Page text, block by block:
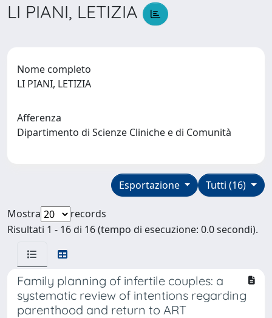
LI PIANI, LETIZIA
Nome completo
LI PIANI, LETIZIA
Afferenza
Dipartimento di Scienze Cliniche e di Comunità
Tutti (16)
Esportazione
Mostra
records
Risultati 1 - 16 di 16 (tempo di esecuzione: 0.0 secondi).
Family planning of infertile couples: a
systematic review of intentions regarding
parenthood and return to ART